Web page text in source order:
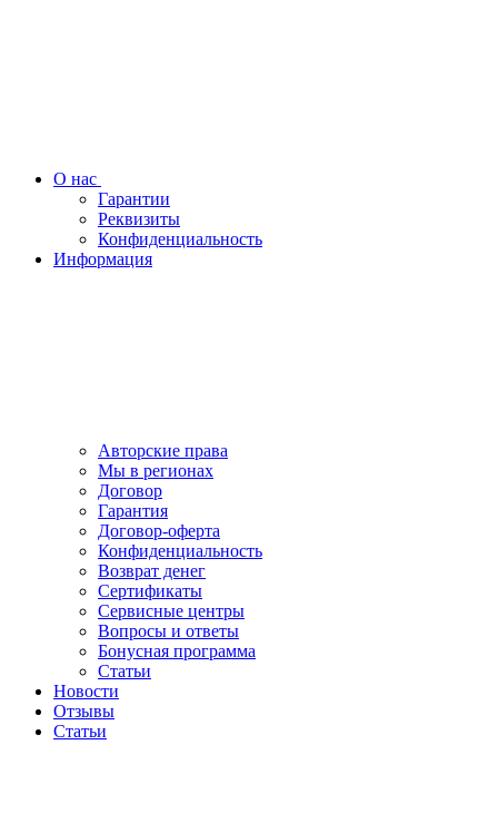
О нас
Гарантии
Реквизиты
Конфиденциальность
Информация
Авторские права
Мы в регионах
Договор
Гарантия
Договор-оферта
Конфиденциальность
Возврат денег
Сертификаты
Сервисные центры
Вопросы и ответы
Бонусная программа
Статьи
Новости
Отзывы
Статьи